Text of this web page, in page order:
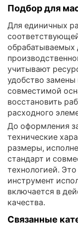
Подбор для
Для единичных
обрабатываемых
учитывают
удобство
совместимой
восстановить
расходного
До оформления
технические
размеры,
стандарт и
технологией.
инструмент
включается в
качества.
Связанные